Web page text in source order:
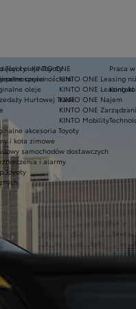
Toyoty
Praca
Kontakt
KINTO ONE
KINTO ONE Leasing
KINTO ONE Leasing
KINTO ONE Najem
KINTO ONE
KINTO Mobility
i oleje Toyoty
części
oleje
Hurtowej Trade
akcesoria Toyoty
i koła zimowe
samochodów dostawczych
i alarmy
Toyoty